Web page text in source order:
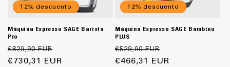
12% descuento
Máquina Espresso SAGE Barista
Pro
Precio
habitual
€829,90 EUR
de
€730,31 EUR
12% descuento
Máquina Espresso SAGE Bambino
PLUS
Precio
habitual
€529,90 EUR
de
€466,31 EUR